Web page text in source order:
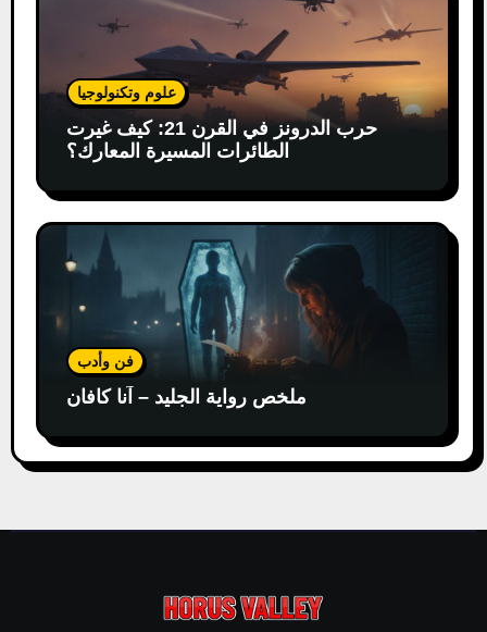
علوم وتكنولوجيا
حرب الدرونز في القرن 21: كيف غيرت
الطائرات المسيرة المعارك؟
فن وأدب
ملخص رواية الجليد – آنا كافان